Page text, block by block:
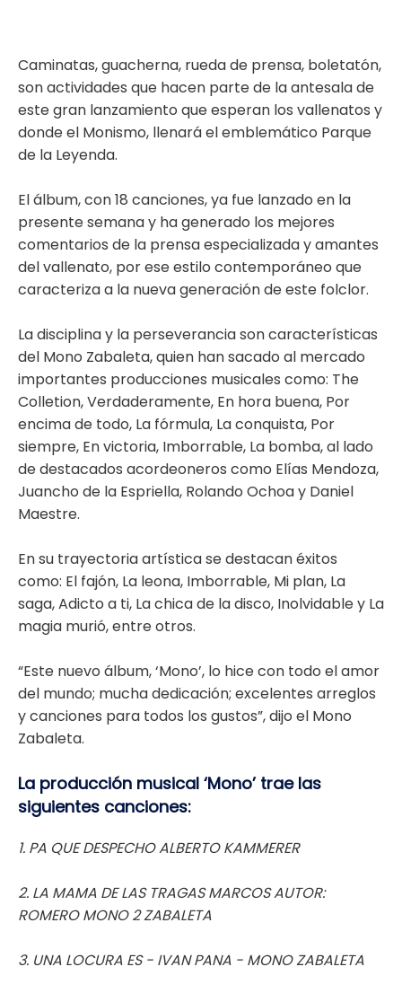
Caminatas, guacherna, rueda de prensa, boletatón,
son actividades que hacen parte de la antesala de
este gran lanzamiento que esperan los vallenatos y
donde el Monismo, llenará el emblemático Parque
de la Leyenda.
El álbum, con 18 canciones, ya fue lanzado en la
presente semana y ha generado los mejores
comentarios de la prensa especializada y amantes
del vallenato, por ese estilo contemporáneo que
caracteriza a la nueva generación de este folclor.
La disciplina y la perseverancia son características
del Mono Zabaleta, quien han sacado al mercado
importantes producciones musicales como: The
Colletion, Verdaderamente, En hora buena, Por
encima de todo, La fórmula, La conquista, Por
siempre, En victoria, Imborrable, La bomba, al lado
de destacados acordeoneros como Elías Mendoza,
Juancho de la Espriella, Rolando Ochoa y Daniel
Maestre.
En su trayectoria artística se destacan éxitos
como: El fajón, La leona, Imborrable, Mi plan, La
saga, Adicto a ti, La chica de la disco, Inolvidable y La
magia murió, entre otros.
“Este nuevo álbum, ‘Mono’, lo hice con todo el amor
del mundo; mucha dedicación; excelentes arreglos
y canciones para todos los gustos”, dijo el Mono
Zabaleta.
La producción musical ‘Mono’ trae las
siguientes canciones:
1. PA QUE DESPECHO ALBERTO KAMMERER
2. LA MAMA DE LAS TRAGAS MARCOS AUTOR:
ROMERO MONO 2 ZABALETA
3. UNA LOCURA ES - IVAN PANA - MONO ZABALETA